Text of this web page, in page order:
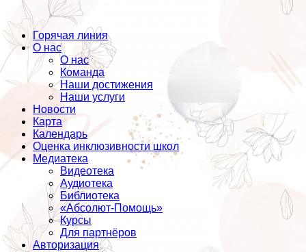
Горячая линия
О нас
О нас
Команда
Наши достижения
Наши услуги
Новости
Карта
Календарь
Оценка инклюзивности школ
Медиатека
Видеотека
Аудиотека
Библиотека
«Абсолют-Помощь»
Курсы
Для партнёров
Авторизация